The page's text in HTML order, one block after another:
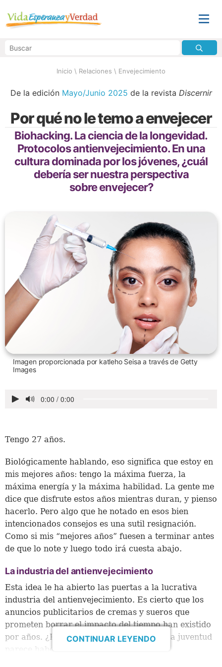
Inicio \ Relaciones \ Envejecimiento
De la edición Mayo/Junio 2025 de la revista Discernir
Por qué no le temo a envejecer
Biohacking. La ciencia de la longevidad.
Protocolos antienvejecimiento. En una
cultura dominada por los jóvenes, ¿cuál
debería ser nuestra perspectiva
sobre envejecer?
Imagen proporcionada por katleho Seisa a través de Getty
Images
Tengo 27 años.
Biológicamente hablando, eso significa que estoy en
mis mejores años: tengo la máxima fuerza, la
máxima energía y la máxima habilidad. La gente me
dice que disfrute estos años mientras duran, y pienso
hacerlo. Pero algo que he notado en esos bien
intencionados consejos es una sutil resignación.
Como si mis “mejores años” fuesen a terminar antes
de que lo note y luego todo irá cuesta abajo.
La industria del antienvejecimiento
Esta idea le ha abierto las puertas a la lucrativa
industria del antienvejecimiento. Es cierto que los
anuncios publicitarios de cremas y sueros que
prometen borrar el impacto del tiempo han existido
por años. ¿Pero ahora? La obsesión con la juventud
parece haber alcanzado niveles inéditos.
CONTINUAR LEYENDO